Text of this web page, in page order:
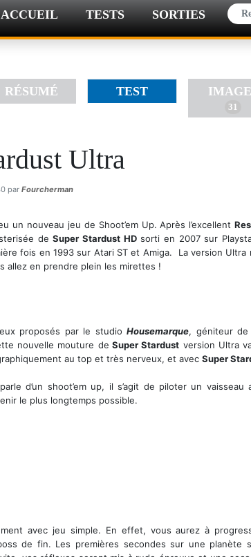
ACCUEIL TESTS SORTIES
RÉSUMÉ TEST
31
Ultra
par Fourcherman
un nouveau jeu de Shoot’em Up. Après l’excellent
deSuper Stardust HDsorti en 2007 sur
fois en 1993 sur Atari ST et Amiga. La version Ultra
allez en prendre plein les mirettes !
proposés par le studioHousemarque, géniteur de
nouvelle mouture de Super Stardust version Ultra
au top et très nerveux, et avec Super
d’un shoot’em up, il s’agit de piloter un vaisseau
le plus longtemps possible.
avec jeu simple. En effet, vous aurez à
de fin. Les premières secondes sur une planète